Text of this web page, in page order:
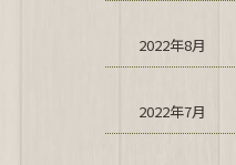
2022年8月
2022年7月